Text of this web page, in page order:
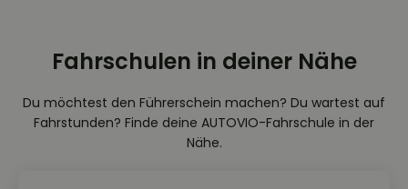
Fahrschulen in deiner Nähe
Du möchtest den Führerschein machen? Du wartest auf
Fahrstunden? Finde deine AUTOVIO-Fahrschule in der
Nähe.